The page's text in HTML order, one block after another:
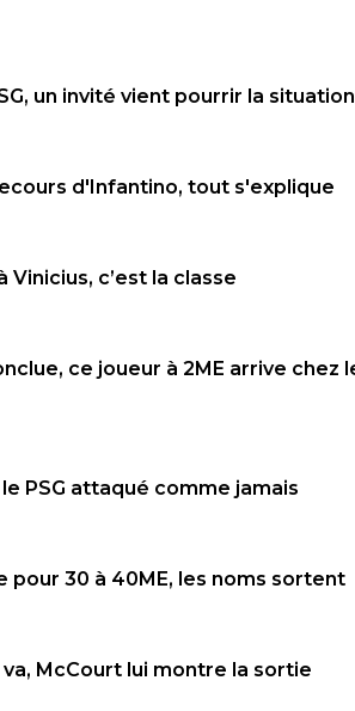
un invité vient pourrir la situation
d'Infantino, tout s'explique
Vinicius, c’est la classe
ce joueur à 2ME arrive chez
PSG attaqué comme jamais
pour 30 à 40ME, les noms sortent
va, McCourt lui montre la sortie